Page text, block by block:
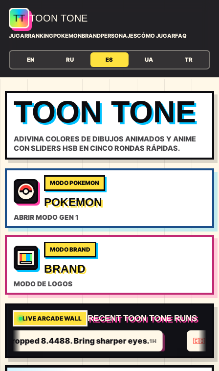
TT TOON TONE
JUGARRANKINGPOKEMONBRANDPERSONAJESCÓMO JUGARFAQ
EN RU ES UA TR
TOON TONE
ADIVINA COLORES DE DIBUJOS ANIMADOS Y ANIME
CON SLIDERS HSB EN CINCO RONDAS RÁPIDAS.
MODO POKEMON
POKEMON
ABRIR MODO GEN 1
MODO BRAND
BRAND
MODO DE LOGOS
LIVE ARCADE WALL RECENT TOON TONE RUNS
dropped 8.4488. Bring sharper eyes.1H 🇨🇴#